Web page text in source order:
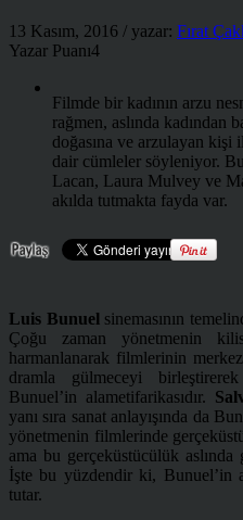
13 Kasım, 2016 / yazar: Fırat
Yazar Puanı4
Filmde bir kadının arzu
rağmen, aslında kadından
doğasına ve arzulayan kişi
dair cümleler söyleniyor.
Lacan, Laura Mulvey ve
akılda tutmakta fayda var.
Luis Bunuel sinemasının
Çoğu zaman yönetmenin
harmanlanarak filmlerinin
dramla gülmeceyi
Bunuel’in alametifarikasıdır.
yanı sıra sanat anlayışında da
yönetmenin filmlerinde
ama bu gerçeküstücülük
İşte bu yüzdendir ki, Bunuel’in
tutar.